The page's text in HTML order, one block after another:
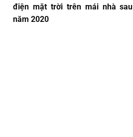
điện mặt trời trên mái nhà sau
năm 2020